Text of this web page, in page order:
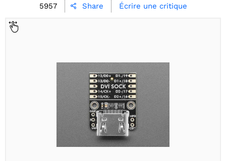
5957
 Share Écrire une critique